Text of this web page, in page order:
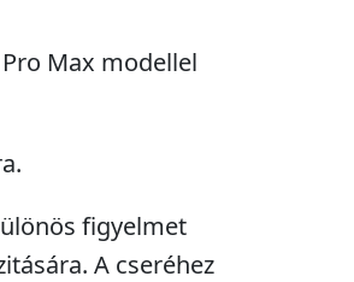
Max modellel
figyelmet
A cseréhez